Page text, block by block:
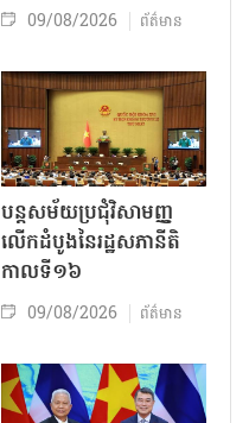
09/08/2026 ព័ត៌មាន
បន្តសម័យប្រជុំវិសាមញ្ញ
លើកដំបូងនៃរដ្ឋសភានីតិ
កាលទី១៦
09/08/2026 ព័ត៌មាន